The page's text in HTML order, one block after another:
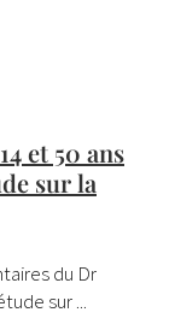
et 50 ans
sur la
du Dr
sur ...